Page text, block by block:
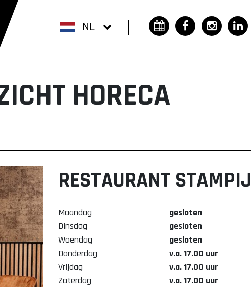
NL
HORECA
RESTAURANT STAMPIJ
Maandag
gesloten
Dinsdag
gesloten
Woendag
gesloten
Donderdag
v.a. 17.00 uur
Vrijdag
v.a. 17.00 uur
Zaterdag
v.a. 17.00 uur